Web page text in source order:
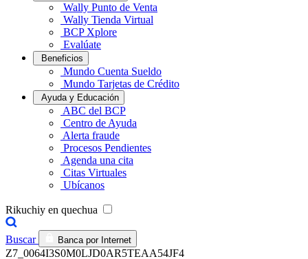
Wally Punto de Venta
Wally Tienda Virtual
BCP Xplore
Evalúate
Beneficios
Mundo Cuenta Sueldo
Mundo Tarjetas de Crédito
Ayuda y Educación
ABC del BCP
Centro de Ayuda
Alerta fraude
Procesos Pendientes
Agenda una cita
Citas Virtuales
Ubícanos
Rikuchiy en quechua
Buscar Banca por Internet
Z7_0064I3S0M0LJD0AR5TEAA54JF4